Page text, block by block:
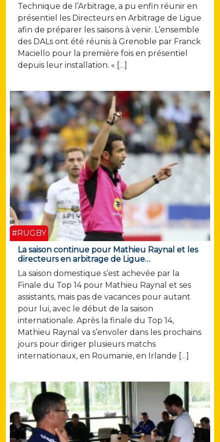
Technique de l’Arbitrage, a pu enfin réunir en
présentiel les Directeurs en Arbitrage de Ligue
afin de préparer les saisons à venir. L’ensemble
des DALs ont été réunis à Grenoble par Franck
Maciello pour la première fois en présentiel
depuis leur installation. « […]
#RUGBY
La saison continue pour Mathieu Raynal et les
directeurs en arbitrage de Ligue…
La saison domestique s’est achevée par la
Finale du Top 14 pour Mathieu Raynal et ses
assistants, mais pas de vacances pour autant
pour lui, avec le début de la saison
internationale. Après la finale du Top 14,
Mathieu Raynal va s’envoler dans les prochains
jours pour diriger plusieurs matchs
internationaux, en Roumanie, en Irlande […]